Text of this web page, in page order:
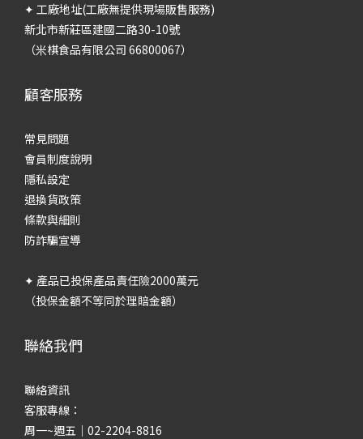
✦ 工廠地址(工廠無提供現場販售服務)
新北市新莊區建國二路30-10號
（米棋食品有限公司 66800067）
顧客服務
常見問題
會員制度說明
隱私設定
退換貨政策
條款與細則
防詐騙宣導
✦ 產品已投保產品責任險2000萬元
（投保金額不等同於理賠金額）
聯絡我們
聯絡資訊
客服專線：
周一~週五｜02-2204-8816